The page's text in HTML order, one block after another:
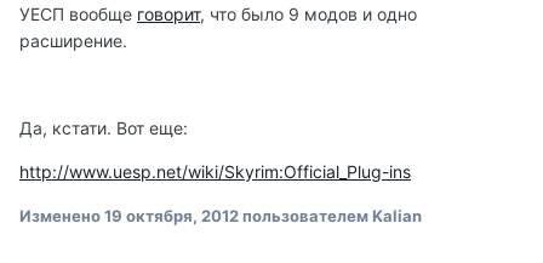
УЕСП вообще говорит, что было 9 модов и одно
расширение.
Да, кстати. Вот еще:
http://www.uesp.net/wiki/Skyrim:Official_Plug-ins
Изменено19 октября, 2012пользователем Kalian